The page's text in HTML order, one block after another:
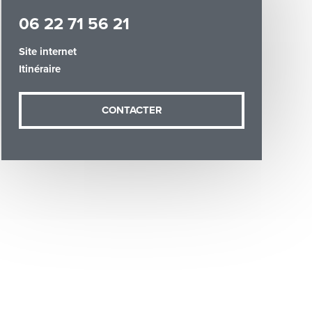
06 22 71 56 21
Site internet
Itinéraire
CONTACTER
(sauf